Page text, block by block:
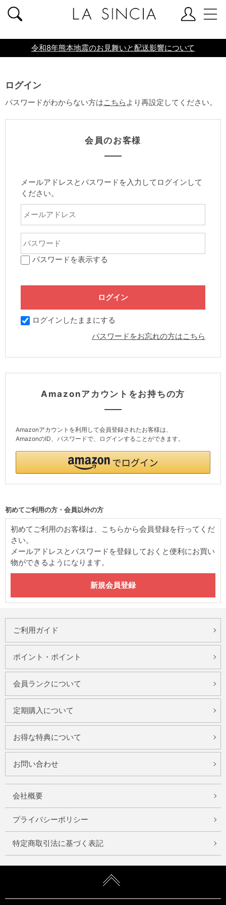
共通ヘッダー
令和8年熊本地震のお見舞いと配送影響について
ログイン
パスワードがわからない方はこちら より再設定してください。
会員のお客様
メールアドレスとパスワードを入力してログインして
ください。
パスワードを表示する
ログインしたままにする
パスワードをお忘れの方はこちら
Amazonアカウントをお持ちの方
Amazonアカウントを利用して会員登録されたお客様は、
AmazonのID、パスワードで、ログインすることができます。
初めてご利用の方・会員以外の方
初めてご利用のお客様は、こちらから会員登録を行ってくだ
さい。
メールアドレスとパスワードを登録しておくと便利にお買い
物ができるようになります。
ご利用ガイド
ポイント・ポイント
会員ランクについて
定期購入について
お得な特典について
お問い合わせ
会社概要
プライバシーポリシー
特定商取引法に基づく表記